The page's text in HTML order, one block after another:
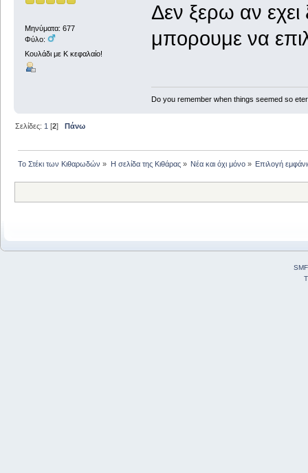
Μηνύματα: 677
Φύλο:
Κουλάδι με Κ κεφαλαίο!
Δεν ξερω αν εχει
μπορουμε να
Do you remember when things seemed so
Σελίδες: 1 [2] Πάνω
Το Στέκι των Κιθαρωδών » Η σελίδα της Κιθάρας» Νέα και όχι μόνο» Επιλογή